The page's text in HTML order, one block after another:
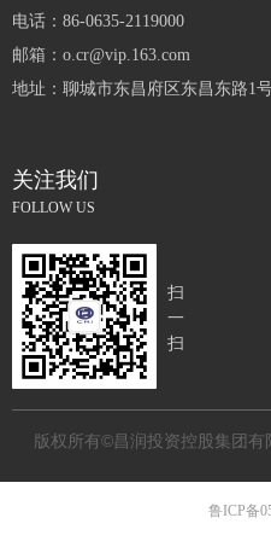
电话： 86-0635-2119000
邮箱： o.cr@vip.163.com
地址： 聊城市东昌府区东昌东路1
扫
一
扫
关注我们
FOLLOW US
版权所有©昌润投资控股集团
鲁ICP备